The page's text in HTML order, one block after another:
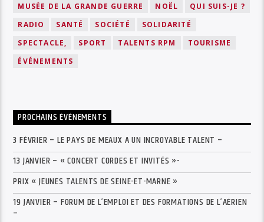
MUSÉE DE LA GRANDE GUERRE
NOËL
QUI SUIS-JE ?
RADIO
SANTÉ SOCIÉTÉ
SOLIDARITÉ
SPECTACLE,
SPORT TALENTS RPM
TOURISME
ÉVÉNEMENTS
PROCHAINS ÉVÉNEMENTS
3 FÉVRIER – LE PAYS DE MEAUX A UN INCROYABLE TALENT –
13 JANVIER – « CONCERT CORDES ET INVITÉS »-
PRIX « JEUNES TALENTS DE SEINE-ET-MARNE »
19 JANVIER – FORUM DE L’EMPLOI ET DES FORMATIONS DE L’AÉRIEN
–